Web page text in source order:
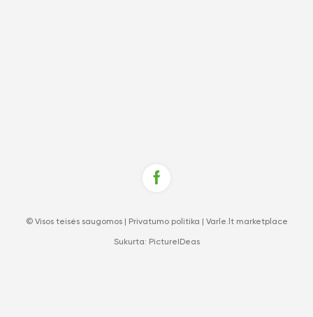
© Visos teisės saugomos | Privatumo politika Varle.lt marketplace
Sukurta: PictureIDeas